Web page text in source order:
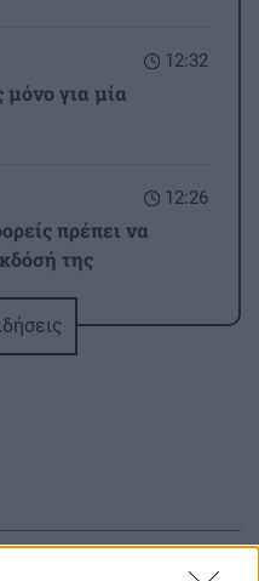
12:32
μόνο για μία
12:26
πρέπει να
της
μυστικά συστατικά